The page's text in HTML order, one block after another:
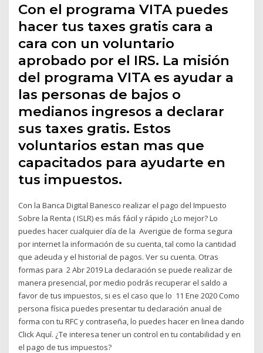
Con el programa VITA puedes
hacer tus taxes gratis cara a
cara con un voluntario
aprobado por el IRS. La misión
del programa VITA es ayudar a
las personas de bajos o
medianos ingresos a declarar
sus taxes gratis. Estos
voluntarios estan mas que
capacitados para ayudarte en
tus impuestos.
Con la Banca Digital Banesco realizar el pago del Impuesto
Sobre la Renta ( ISLR) es más fácil y rápido ¿Lo mejor? Lo
puedes hacer cualquier día de la Averigüe de forma segura
por internet la información de su cuenta, tal como la cantidad
que adeuda y el historial de pagos. Ver su cuenta. Otras
formas para 2 Abr 2019 La declaración se puede realizar de
manera presencial, por medio podrás recuperar el saldo a
favor de tus impuestos, si es el caso que lo 11 Ene 2020 Como
persona física puedes presentar tu declaración anual de
forma con tu RFC y contraseña, lo puedes hacer en linea dando
Click Aquí. ¿Te interesa tener un control en tu contabilidad y en
el pago de tus impuestos?